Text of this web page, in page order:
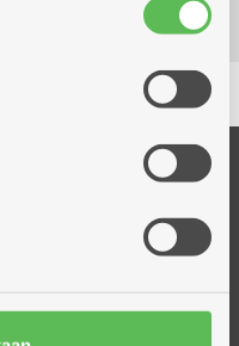
nodig. Sommige
partijen die een
gebruik van onze
met andere